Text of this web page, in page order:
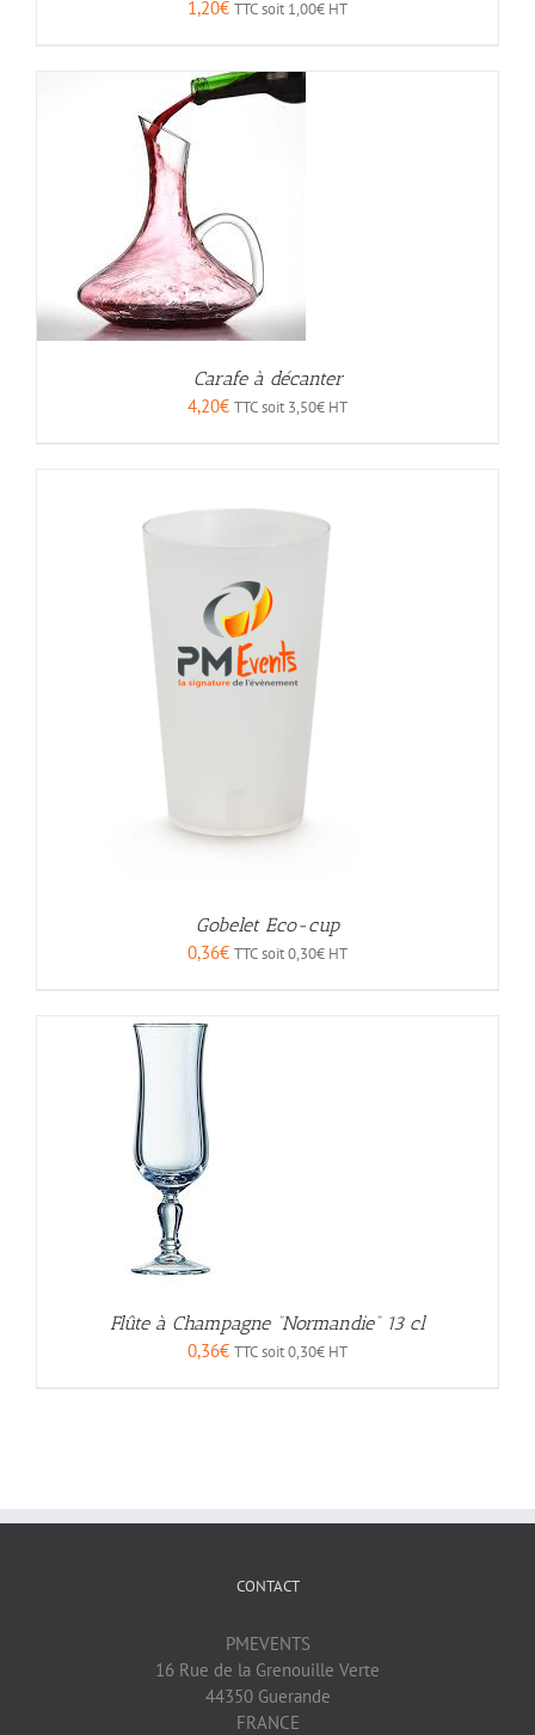
1,20€ TTC soit 1,00€ HT
Carafe à décanter
4,20€ TTC soit 3,50€ HT
Gobelet Eco-cup
0,36€ TTC soit0,30€ HT
Flûte à Champagne “Normandie” 13 cl
0,36€ TTC soit0,30€ HT
CONTACT
PMEVENTS
16 Rue de la Grenouille Verte
44350 Guerande
FRANCE